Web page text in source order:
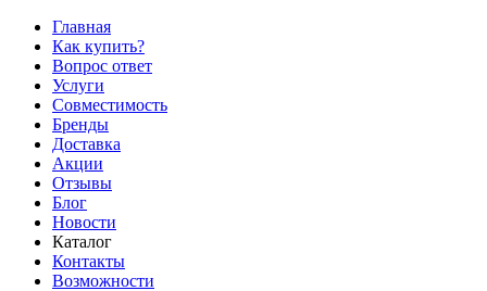
Главная
Как купить?
Вопрос ответ
Услуги
Совместимость
Бренды
Доставка
Акции
Отзывы
Блог
Новости
Каталог
Контакты
Возможности